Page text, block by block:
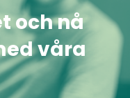
och nå
våra